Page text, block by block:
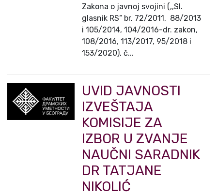
Zakona o javnoj svojini (,,Sl.
glasnik RS“ br. 72/2011, 88/2013
i 105/2014, 104/2016-dr. zakon,
108/2016, 113/2017, 95/2018 i
153/2020), č...
UVID JAVNOSTI
IZVEŠTAJA
KOMISIJE ZA
IZBOR U ZVANJE
NAUČNI SARADNIK
DR TATJANE
NIKOLIĆ